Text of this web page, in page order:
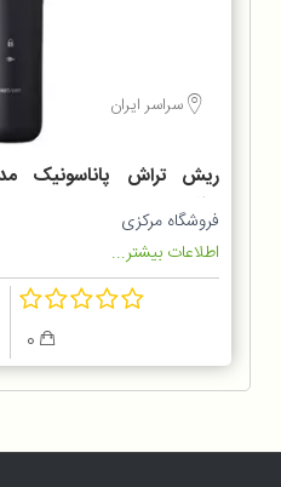
سراسر ایران
LT2B
فروشگاه مرکزی
اطلاعات بیشتر...